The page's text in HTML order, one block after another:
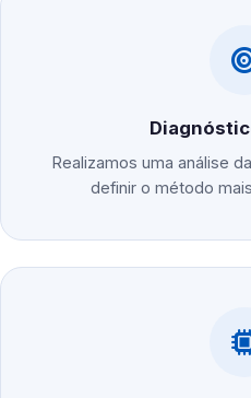
Realizamos uma análise
definir o método